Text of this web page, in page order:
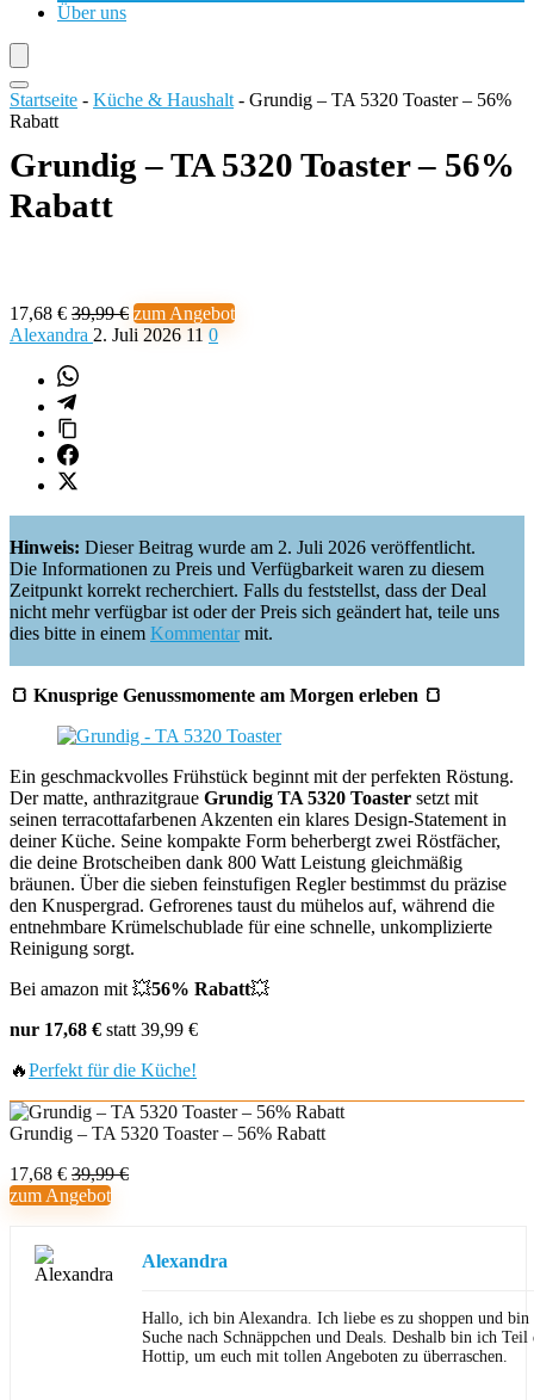
Über uns
Startseite - Küche & Haushalt - Grundig – TA 5320 Toaster – 56%
Rabatt
Grundig – TA 5320 Toaster – 56%
Rabatt
17,68 € 39,99 € zum Angebot
Alexandra 2. Juli 2026 11 0
Hinweis: Dieser Beitrag wurde am 2. Juli 2026 veröffentlicht.
Die Informationen zu Preis und Verfügbarkeit waren zu diesem
Zeitpunkt korrekt recherchiert. Falls du feststellst, dass der Deal
nicht mehr verfügbar ist oder der Preis sich geändert hat, teile uns
dies bitte in einem Kommentarmit.
🍞 Knusprige Genussmomente am Morgen erleben 🍞
Ein geschmackvolles Frühstück beginnt mit der perfekten Röstung.
Der matte, anthrazitgraue Grundig TA 5320 Toaster setzt mit
seinen terracottafarbenen Akzenten ein klares Design-Statement in
deiner Küche. Seine kompakte Form beherbergt zwei Röstfächer,
die deine Brotscheiben dank 800 Watt Leistung gleichmäßig
bräunen. Über die sieben feinstufigen Regler bestimmst du präzise
den Knuspergrad. Gefrorenes taust du mühelos auf, während die
entnehmbare Krümelschublade für eine schnelle, unkomplizierte
Reinigung sorgt.
Bei amazon mit 💥56% Rabatt💥
nur 17,68 € statt 39,99 €
🔥Perfekt für die Küche!
Grundig – TA 5320 Toaster – 56% Rabatt
17,68 € 39,99 €
zum Angebot
Alexandra
Hallo, ich bin Alexandra. Ich liebe es zu shoppen und
Suche nach Schnäppchen und Deals. Deshalb bin ich Teil
Hottip, um euch mit tollen Angeboten zu überraschen.